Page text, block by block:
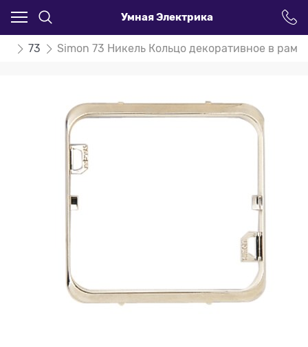
Умная Электрика
73 Simon 73 Никель Кольцо декоративное в